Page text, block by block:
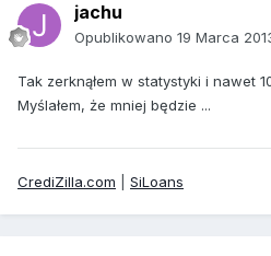
jachu
Opublikowano 19 Marca
Tak zerknąłem w statystyki i nawet
Myślałem, że mniej będzie ...
CrediZilla.com SiLoans